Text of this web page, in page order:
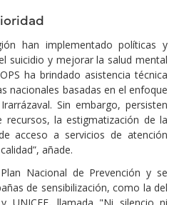
han implementado políticas y
suicidio y mejorar la salud mental
ha brindado asistencia técnica
nacionales basadas en el enfoque
Sin embargo, persisten
la estigmatización de la
acceso a servicios de atención
añade.
Nacional de Prevención y se
de sensibilización, como la del